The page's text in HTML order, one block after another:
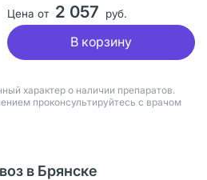
Цена от 2 057 руб.
В корзину
характер о наличии препаратов.
проконсультируйтесь с врачом
в Брянске